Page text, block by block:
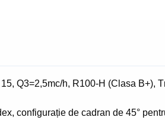
H
B+),
Q3=2,5mc/h, R100-H (Clasa B+),
configurație de cadran de 45°